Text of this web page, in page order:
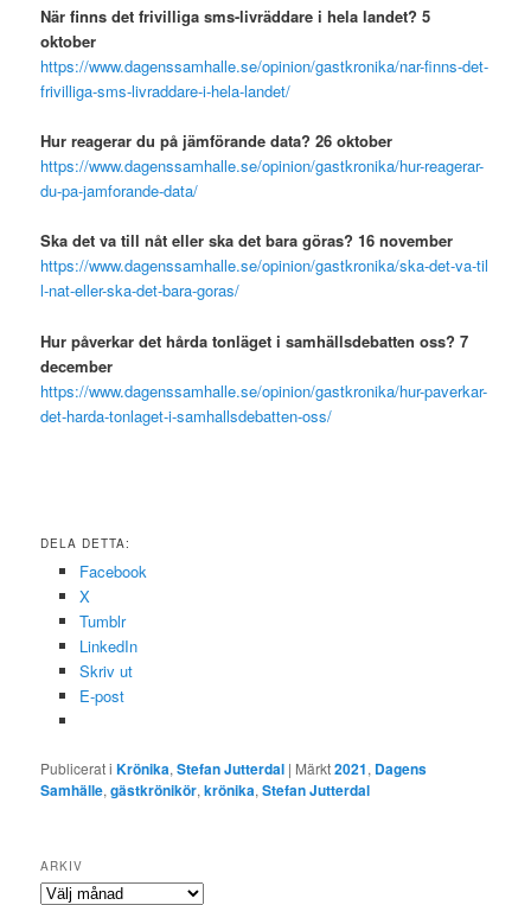
När finns det frivilliga sms-livräddare i hela landet? 5
oktober
https://www.dagenssamhalle.se/opinion/gastkronika/nar-finns-det-
frivilliga-sms-livraddare-i-hela-landet/
Hur reagerar du på jämförande data? 26 oktober
https://www.dagenssamhalle.se/opinion/gastkronika/hur-reagerar-
du-pa-jamforande-data/
Ska det va till nåt eller ska det bara göras? 16 november
https://www.dagenssamhalle.se/opinion/gastkronika/ska-det-va-til
l-nat-eller-ska-det-bara-goras/
Hur påverkar det hårda tonläget i samhällsdebatten oss? 7
december
https://www.dagenssamhalle.se/opinion/gastkronika/hur-paverkar-
det-harda-tonlaget-i-samhallsdebatten-oss/
DELA DETTA:
Facebook
X
Tumblr
LinkedIn
Skriv ut
E-post
Publicerat i Krönika,Stefan Jutterdal | Märkt2021, Dagens
Samhälle,gästkrönikör,krönika,Stefan Jutterdal
ARKIV
Arkiv